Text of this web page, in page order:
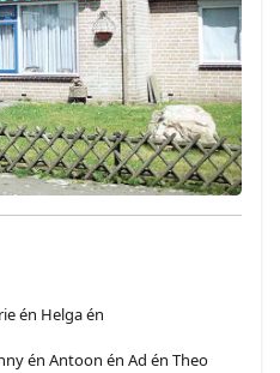
én Helga én
én Antoon én Ad én Theo